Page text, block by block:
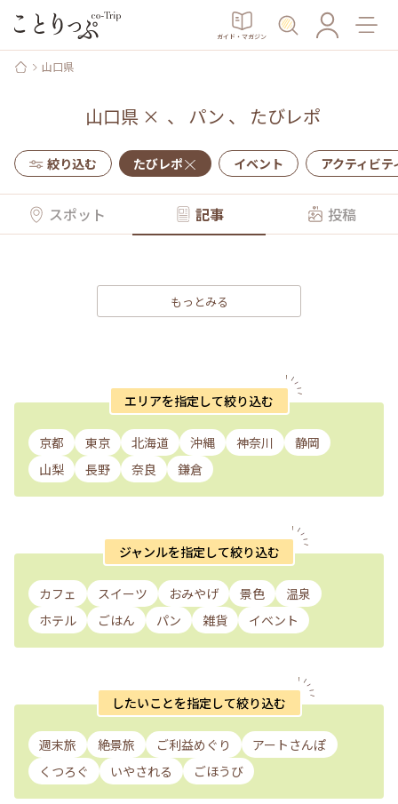
ガイド・マガジン
山口県
山口県× 、 パン 、 たびレポ
絞り込む たびレポ イベント アクティビテ
スポット 記事 投稿
もっとみる
エリアを指定して絞り込む
京都 東京 北海道 沖縄 神奈川
静岡
山梨
長野 奈良 鎌倉
ジャンルを指定して絞り込む
カフェ スイーツ おみやげ 景色
温泉
ホテル
ごはん パン 雑貨 イベント
したいことを指定して絞り込む
週末旅 絶景旅 ご利益めぐり
アートさんぽ
くつろぐ
いやされる ごほうび